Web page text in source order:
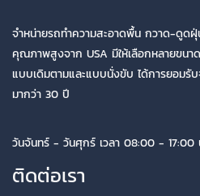
จำหน่ายรถทำความสะอาดพื้น กวาด-ดูด
คุณภาพสูงจาก USA มีให้เลือกหลายขนา
แบบเดิมตามและแบบนั่งขับ ได้การยอมรับ
มากว่า 30 ปี
วันจันทร์ - วันศุกร์ เวลา 08:00 - 17:00
ติดต่อเรา